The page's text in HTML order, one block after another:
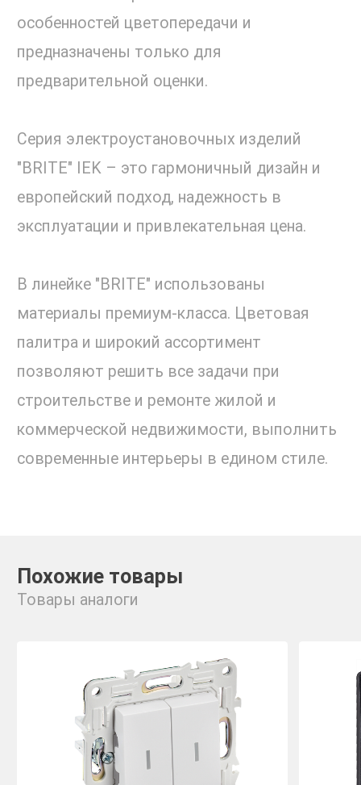
особенностей цветопередачи и
предназначены только для
предварительной оценки.
Серия электроустановочных изделий
"BRITE" IEK – это гармоничный дизайн и
европейский подход, надежность в
эксплуатации и привлекательная цена.
В линейке "BRITE" использованы
материалы премиум-класса. Цветовая
палитра и широкий ассортимент
позволяют решить все задачи при
строительстве и ремонте жилой и
коммерческой недвижимости, выполнить
современные интерьеры в едином стиле.
Похожие товары
Товары аналоги